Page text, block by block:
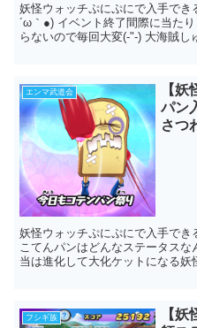
妖怪ウォッチぷにぷにで入手で
´ω｀●) イベント終了間際に当た
らないので毎回大変(-"-) 大海賊し
エンマ武道会
【
パン
さつ
妖怪ウォッチぷにぷにで入手で
こてんパンはどんなステータス
当は進化して大化ケットになる妖
フシギ族
【